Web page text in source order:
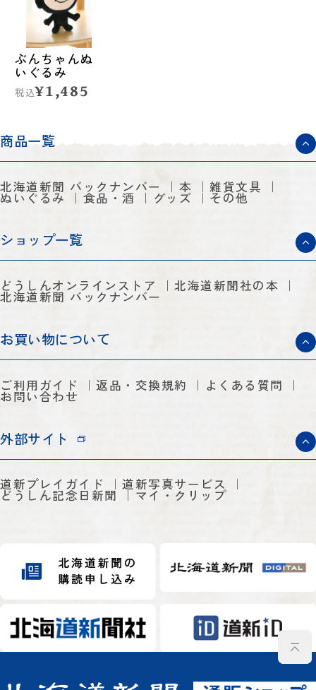
ぶんちゃんぬ
いぐるみ
税込¥1,485
商品一覧
北海道新聞 バックナンバー 本 雑貨文具
ぬいぐるみ 食品・酒 グッズ その他
ショップ一覧
どうしんオンラインストア 北海道新聞社の本
北海道新聞 バックナンバー
お買い物について
ご利用ガイド 返品・交換規約 よくある質問
お問い合わせ
外部サイト
道新プレイガイド 道新写真サービス
どうしん記念日新聞 マイ・クリップ